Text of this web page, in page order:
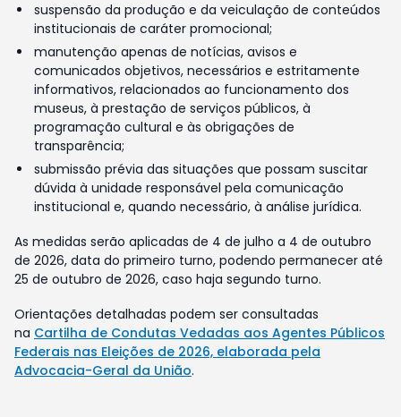
suspensão da produção e da veiculação de conteúdos
institucionais de caráter promocional;
manutenção apenas de notícias, avisos e
comunicados objetivos, necessários e estritamente
informativos, relacionados ao funcionamento dos
museus, à prestação de serviços públicos, à
programação cultural e às obrigações de
transparência;
submissão prévia das situações que possam suscitar
dúvida à unidade responsável pela comunicação
institucional e, quando necessário, à análise jurídica.
As medidas serão aplicadas de 4 de julho a 4 de outubro
de 2026, data do primeiro turno, podendo permanecer até
25 de outubro de 2026, caso haja segundo turno.
Orientações detalhadas podem ser consultadas
na Cartilha de Condutas Vedadas aos Agentes Públicos
Federais nas Eleições de 2026, elaborada pela
Advocacia-Geral da União.